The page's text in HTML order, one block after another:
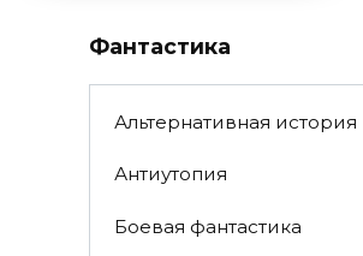
Фантастика
Альтернативная история
Антиутопия
Боевая фантастика